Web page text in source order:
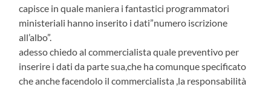
capisce in quale maniera i fantastici programmatori
ministeriali hanno inserito i dati”numero iscrizione
all’albo”.
adesso chiedo al commercialista quale preventivo per
inserire i dati da parte sua,che ha comunque specificato
che anche facendolo il commercialista ,la responsabilità